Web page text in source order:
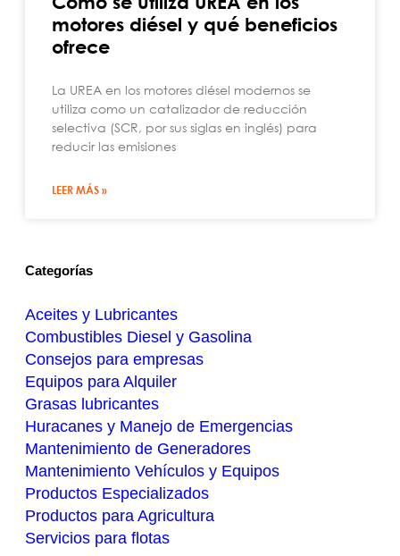
motores diésel y qué beneficios
ofrece
La UREA en los motores diésel modernos se
utiliza como un catalizador de reducción
selectiva (SCR, por sus siglas en inglés) para
reducir las emisiones
LEER MÁS »
Categorías
Aceites y Lubricantes
Combustibles Diesel y Gasolina
Consejos para empresas
Equipos para Alquiler
Grasas lubricantes
Huracanes y Manejo de Emergencias
Mantenimiento de Generadores
Mantenimiento Vehículos y Equipos
Productos Especializados
Productos para Agricultura
Servicios para flotas